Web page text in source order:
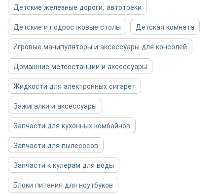
Детские железные дороги, автотреки
Детские и подростковые столы
Детская комната
Игровые манипуляторы и аксессуары для консолей
Домашние метеостанции и аксессуары
Жидкости для электронных сигарет
Зажигалки и аксессуары
Запчасти для кухонных комбайнов
Запчасти для пылесосов
Запчасти к кулерам для воды
Блоки питания для ноутбуков